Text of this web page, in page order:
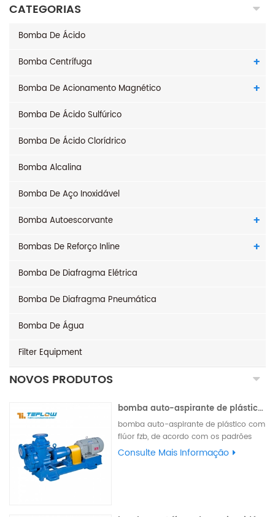
CATEGORIAS
Bomba De Ácido
Bomba Centrífuga
Bomba De Acionamento Magnético
Bomba De Ácido Sulfúrico
Bomba De Ácido Clorídrico
Bomba Alcalina
Bomba De Aço Inoxidável
Bomba Autoescorvante
Bombas De Reforço Inline
Bomba De Diafragma Elétrica
Bomba De Diafragma Pneumática
Bomba De Água
Filter Equipment
NOVOS PRODUTOS
bomba auto-aspirante de plástico com flúor fzb
bomba auto-aspirante de plástico com
flúor fzb, de acordo com os padrões
internacionais, as peças de descarga
são de plástico com flúor, as peças de
Consulte Mais Informação